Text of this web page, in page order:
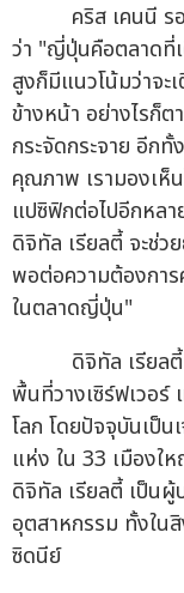
คริส เคนนี รอง
ว่า "ญี่ปุ่นคือตลาดที่
สูงก็มีแนวโน้มว่าจะ
ข้างหน้า อย่างไรก็
กระจัดกระจาย อีก
คุณภาพ เรามองเห็น
แปซิฟิกต่อไปอีกหลา
ดิจิทัล เรียลตี้ จะช่ว
พอต่อความต้องกา
ในตลาดญี่ปุ่น"
ดิจิทัล เรียลตี้ เ
พื้นที่วางเซิร์ฟเวอร์
โลก โดยปัจจุบันเป็
แห่ง ใน 33 เมืองใ
ดิจิทัล เรียลตี้ เป็นผู้
อุตสาหกรรม ทั้งใน
ซิดนีย์